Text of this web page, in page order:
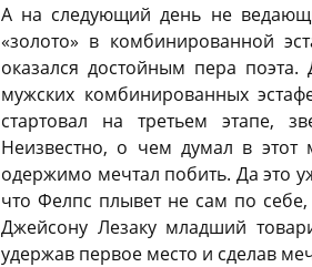
А на следующий день не
«золото» в комбинированной
оказался достойным пера
мужских комбинированных
стартовал на третьем этапе,
Неизвестно, о чем думал в
одержимо мечтал побить. Да это
что Фелпс плывет не сам по
Джейсону Лезаку младший
удержав первое место и сделав